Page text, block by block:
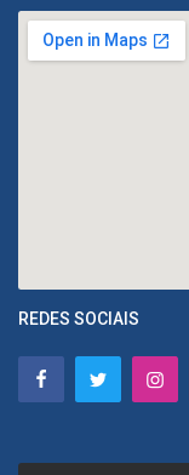
REDES SOCIAIS